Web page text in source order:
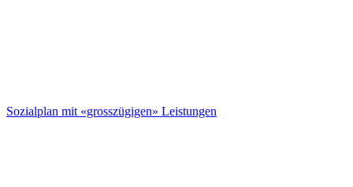
Sozialplan mit «grosszügigen» Leistungen